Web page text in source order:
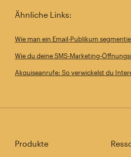
Ähnliche Links:
Wie man ein Email-Publikum
Wie du deine SMS-Marketing-
Akquiseanrufe: So verwickelst du
Produkte